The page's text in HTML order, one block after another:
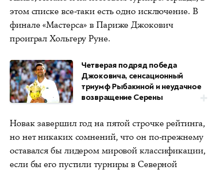
этом списке все-таки есть одно исключение. В
финале «Мастерса» в Париже Джокович
проиграл Хольгеру Руне.
Четверая подряд победа
Джоковича, сенсационный
триумф Рыбакиной и неудачное
возвращение Серены
Новак завершил год на пятой строчке рейтинга,
но нет никаких сомнений, что он по-прежнему
оставался бы лидером мировой классификации,
если бы его пустили турниры в Северной